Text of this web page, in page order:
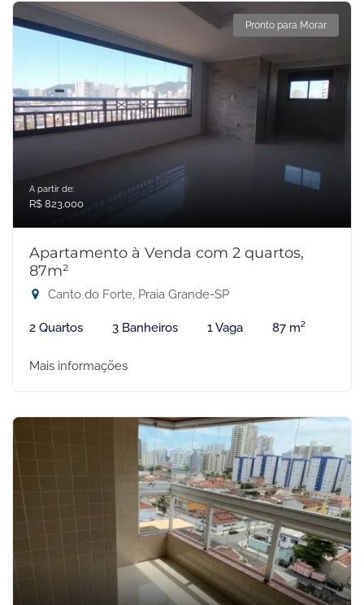
Pronto para Morar
A partir de:
R$ 823.000
Apartamento à Venda com 2 quartos,
87m²
Canto do Forte, Praia Grande-SP
2 Quartos 3 Banheiros 1 Vaga 87 m²
Mais informações